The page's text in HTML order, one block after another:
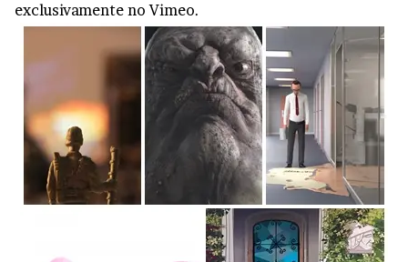
exclusivamente no Vimeo.